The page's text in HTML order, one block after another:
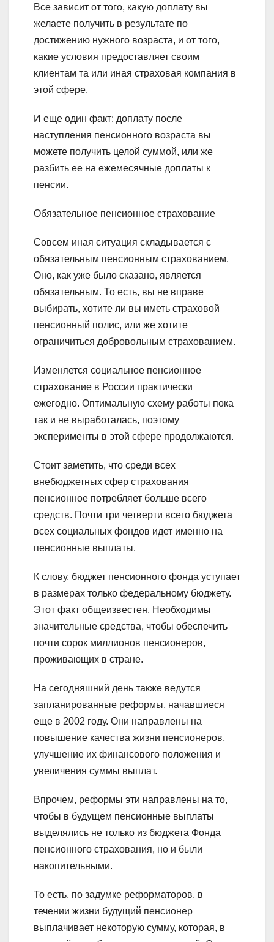
Все зависит от того, какую доплату вы
желаете получить в результате по
достижению нужного возраста, и от того,
какие условия предоставляет своим
клиентам та или иная страховая компания в
этой сфере.
И еще один факт: доплату после
наступления пенсионного возраста вы
можете получить целой суммой, или же
разбить ее на ежемесячные доплаты к
пенсии.
Обязательное пенсионное страхование
Совсем иная ситуация складывается с
обязательным пенсионным страхованием.
Оно, как уже было сказано, является
обязательным. То есть, вы не вправе
выбирать, хотите ли вы иметь страховой
пенсионный полис, или же хотите
ограничиться добровольным страхованием.
Изменяется социальное пенсионное
страхование в России практически
ежегодно. Оптимальную схему работы пока
так и не выработалась, поэтому
эксперименты в этой сфере продолжаются.
Стоит заметить, что среди всех
внебюджетных сфер страхования
пенсионное потребляет больше всего
средств. Почти три четверти всего бюджета
всех социальных фондов идет именно на
пенсионные выплаты.
К слову, бюджет пенсионного фонда уступает
в размерах только федеральному бюджету.
Этот факт общеизвестен. Необходимы
значительные средства, чтобы обеспечить
почти сорок миллионов пенсионеров,
проживающих в стране.
На сегодняшний день также ведутся
запланированные реформы, начавшиеся
еще в 2002 году. Они направлены на
повышение качества жизни пенсионеров,
улучшение их финансового положения и
увеличения суммы выплат.
Впрочем, реформы эти направлены на то,
чтобы в будущем пенсионные выплаты
выделялись не только из бюджета Фонда
пенсионного страхования, но и были
накопительными.
То есть, по задумке реформаторов, в
течении жизни будущий пенсионер
выплачивает некоторую сумму, которая, в